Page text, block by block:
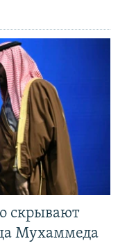
скрывают
Мухаммеда